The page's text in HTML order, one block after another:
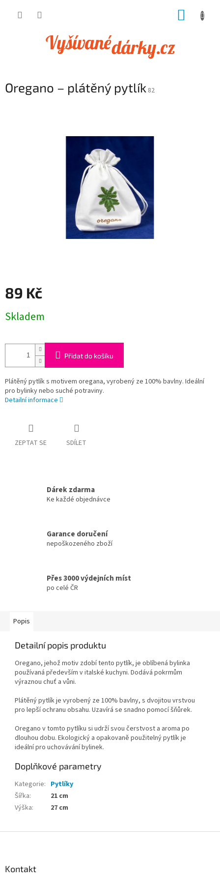
Oregano – plátěný pytlík 82
89 Kč
cena:
Skladem
Přidat do košíku
Plátěný pytlík s motivem oregana, vyrobený ze 100% bavlny. Ideální
pro bylinky nebo suché potraviny.
Detailní informace
ZEPTAT SE SDÍLET
Dárek zdarma
Ke každé objednávce
Garance doručení
nepoškozeného zboží
Přes 3000 výdejních míst
po celé ČR
Popis
Detailní popis produktu
Oregano, jehož motiv zdobí tento pytlík, je oblíbená bylinka
používaná především v italské kuchyni. Dodává pokrmům
výraznou chuť a vůni.
Plátěný pytlík je vyrobený ze 100% bavlny, s dvojitou vrstvou
pro lepší ochranu obsahu. Uzavírá se snadno pomocí šňůrek.
Oregano v tomto pytlíku si udrží svou čerstvost a aroma po
dlouhou dobu. Ekologický a opakovaně použitelný pytlík je
ideální pro uchovávání bylinek.
Doplňkové parametry
Kategorie: Pytlíky
Šířka:
21 cm
Výška: 27 cm
Kontakt